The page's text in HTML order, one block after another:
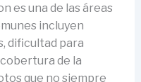
es una de las áreas
incluyen
dificultad para
de la
que no siempre